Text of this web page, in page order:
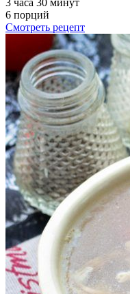
6 порций
Смотреть рецепт